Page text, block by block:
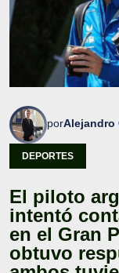
porAlejandro
DEPORTES
El piloto
intentó
en el Gran
obtuvo